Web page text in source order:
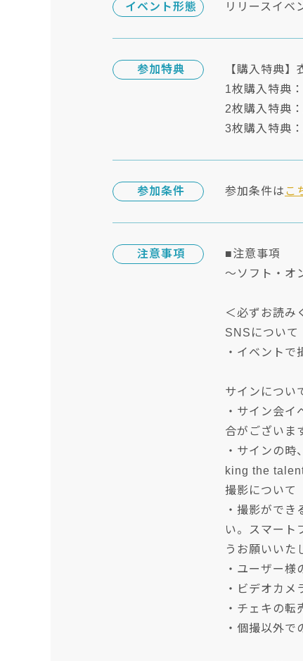
イベント形態 リリースイベ
参加特典
【購入特典】
1枚購入特典
2枚購入特典
3枚購入特典
参加条件 参加条件は こ
注意事項
■注意事項
～ソフト・オ
＜必ずお読み
SNSについて
・イベントで
サインについ
・サイン会
合がございま
・サインの
king the
撮影について
・撮影がで
い。スマート
うお願いいた
・ユーザー様
・ビデオカメ
・チェキの転
・個撮以外で